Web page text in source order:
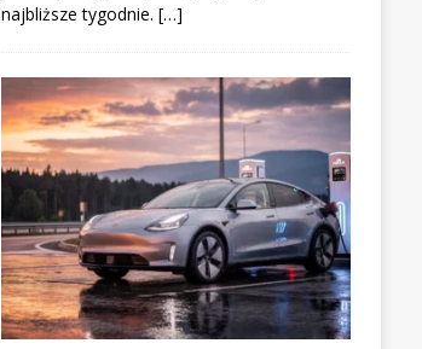
najbliższe tygodnie. […]